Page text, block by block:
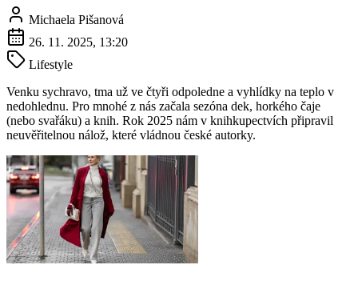
Michaela Pišanová
26. 11. 2025, 13:20
Lifestyle
Venku sychravo, tma už ve čtyři odpoledne a vyhlídky na teplo v
nedohlednu. Pro mnohé z nás začala sezóna dek, horkého čaje
(nebo svařáku) a knih. Rok 2025 nám v knihkupectvích připravil
neuvěřitelnou nálož, které vládnou české autorky.